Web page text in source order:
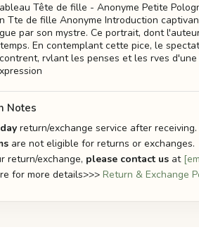
Tête de fille - Anonyme Petite
Tte de fille Anonyme Introduction
par son mystre. Ce portrait, dont
En contemplant cette pice, le
rvlant les penses et les rves
Notes
return/exchange service after receiving.
are not eligible for returns or exchanges.
return/exchange, please contact us at
for more details>>> Return & Exchange